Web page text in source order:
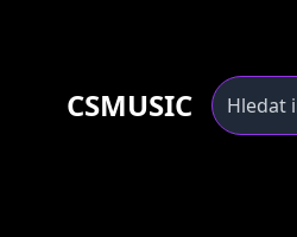
CSMUSIC